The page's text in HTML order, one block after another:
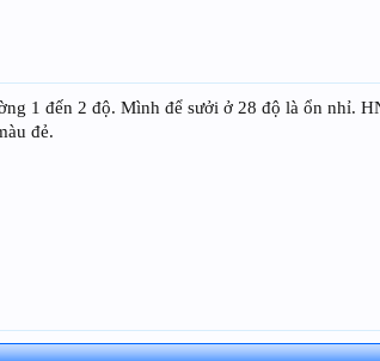
1 đến 2 độ. Mình để sưởi ở 28 độ là ổn nhỉ.
đẻ.